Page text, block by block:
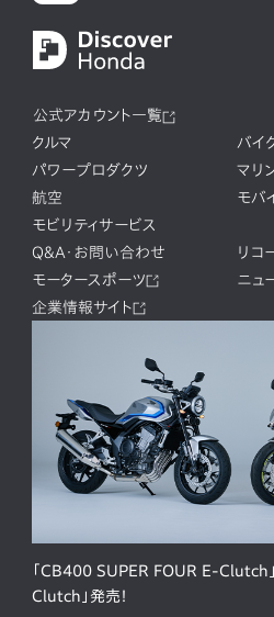
公式アカウント一覧
クルマ
バイ
パワープロダクツ
マリ
航空
モバ
モビリティサービス
Q&A・お問い合わせ
リコ
モータースポーツ
ニュ
企業情報サイト
「CB400 SUPER FOUR E-Clutch
Clutch」発売！